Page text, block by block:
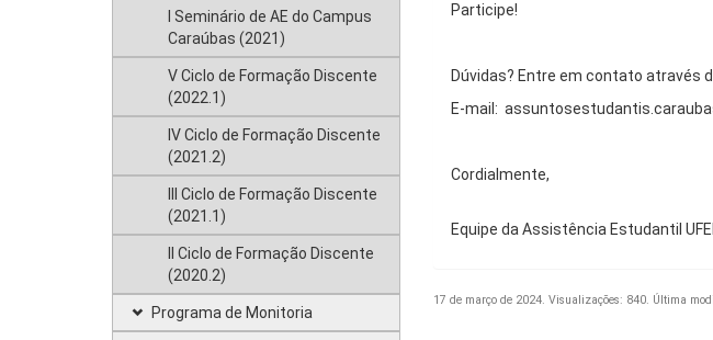
I Seminário de AE do Campus
Caraúbas (2021)
V Ciclo de Formação Discente
(2022.1)
IV Ciclo de Formação Discente
(2021.2)
III Ciclo de Formação Discente
(2021.1)
II Ciclo de Formação Discente
(2020.2)
Programa de Monitoria
Participe!
Dúvidas? Entre em contato através
E-mail:
Cordialmente,
Equipe da Assistência Estudantil
17 de março de 2024. Visualizações: 840. Última